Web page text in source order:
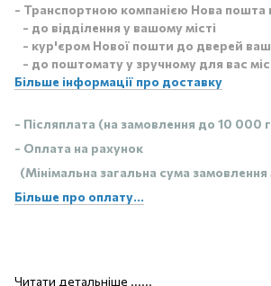
- Транспортною компанією Нова пошта
- до відділення у вашому місті
- кур'єром Нової пошти до дверей
- до поштомату у зручному для вас
Більше інформації про доставку
- Післяплата (на замовлення до 10 000
- Оплата на рахунок
(Мінімальна загальна сума
Більше про оплату...
Читати детальніше ......